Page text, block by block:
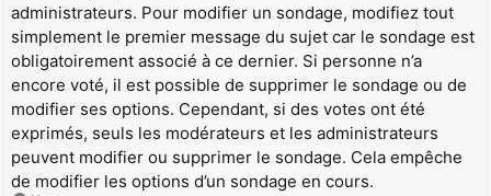
administrateurs. Pour modifier un sondage, modifiez tout
simplement le premier message du sujet car le sondage est
obligatoirement associé à ce dernier. Si personne n’a
encore voté, il est possible de supprimer le sondage ou de
modifier ses options. Cependant, si des votes ont été
exprimés, seuls les modérateurs et les administrateurs
peuvent modifier ou supprimer le sondage. Cela empêche
de modifier les options d’un sondage en cours.